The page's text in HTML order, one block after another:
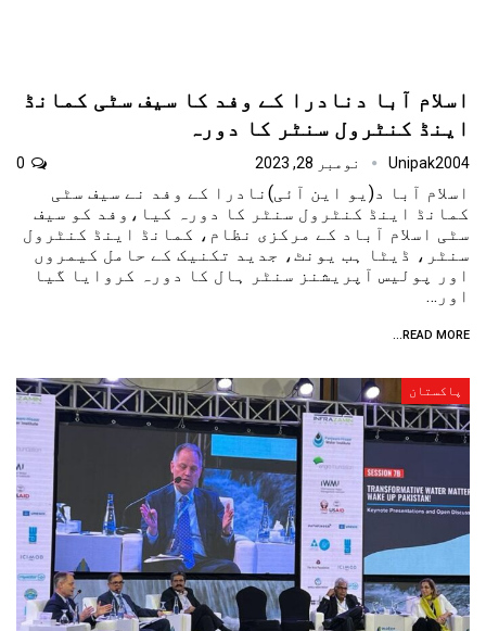
اسلام آبا دنادرا کے وفد کا سیف سٹی کمانڈ
اینڈ کنٹرول سنٹر کا دورہ
Unipak2004 نومبر 28, 2023
اسلام آبا د(یو این آئی)نادرا کے وفد نے سیف سٹی
کمانڈ اینڈ کنٹرول سنٹر کا دورہ کیا،وفد کو سیف
سٹی اسلام آباد کے مرکزی نظام، کمانڈ اینڈ کنٹرول
سنٹر، ڈیٹا ہب یونٹ، جدید تکنیک کے حامل کیمروں
اور پولیس آپریشنز سنٹر ہال کا دورہ کروایا گیا
اور…
READ MORE...
پاکستان